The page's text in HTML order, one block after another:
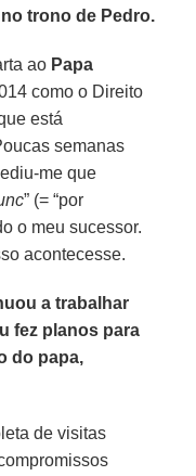
trono de Pedro.
ao Papa
como o Direito
está
semanas
me que
” (= “por
o meu sucessor.
acontecesse.
a trabalhar
fez planos para
do papa,
de visitas